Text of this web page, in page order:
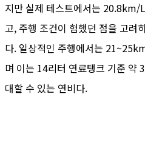
지만 실제 테스트에서는 20.8km/
고, 주행 조건이 험했던 점을 고려
다. 일상적인 주행에서는
며 이는 14리터 연료탱크 기준 약
대할 수 있는 연비다.